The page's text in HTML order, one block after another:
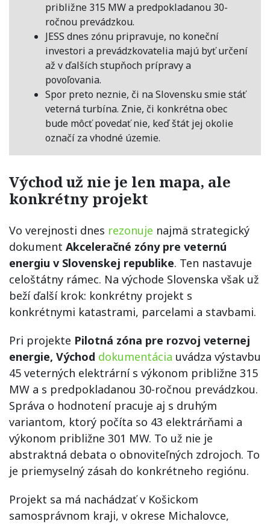
približne 315 MW a predpokladanou 30-
ročnou prevádzkou.
JESS dnes zónu pripravuje, no koneční
investori a prevádzkovatelia majú byť určení
až v ďalších stupňoch prípravy a
povoľovania.
Spor preto neznie, či na Slovensku smie stáť
veterná turbína. Znie, či konkrétna obec
bude môcť povedať nie, keď štát jej okolie
označí za vhodné územie.
Východ už nie je len mapa, ale
konkrétny projekt
Vo verejnosti dnes rezonuje najmä strategický
dokument Akceleračné zóny pre veternú
energiu v Slovenskej republike. Ten nastavuje
celoštátny rámec. Na východe Slovenska však už
beží ďalší krok: konkrétny projekt s
konkrétnymi katastrami, parcelami a stavbami.
Pri projekte Pilotná zóna pre rozvoj veternej
energie, Východ dokumentácia uvádza výstavbu
45 veterných elektrární s výkonom približne 315
MW a s predpokladanou 30-ročnou prevádzkou.
Správa o hodnotení pracuje aj s druhým
variantom, ktorý počíta so 43 elektrárňami a
výkonom približne 301 MW. To už nie je
abstraktná debata o obnoviteľných zdrojoch. To
je priemyselný zásah do konkrétneho regiónu.
Projekt sa má nachádzať v Košickom
samosprávnom kraji, v okrese Michalovce,